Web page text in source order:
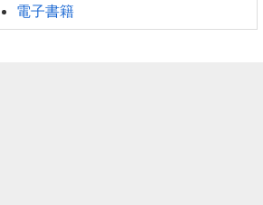
電子書籍